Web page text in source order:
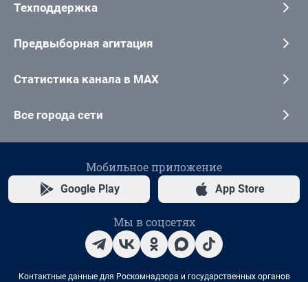
Техподдержка
Предвыборная агитация
Статистика канала в MAX
Все города сети
Мобильное приложение
Google Play App Store
Мы в соцсетях
Контактные данные для Роскомнадзора и государственных органов